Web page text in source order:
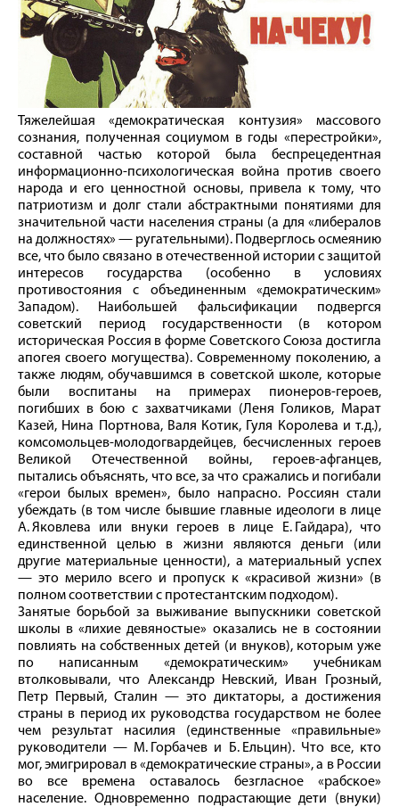
Тяжелейшая «демократическая контузия» массового
сознания, полученная социумом в годы «перестройки»,
составной частью которой была беспрецедентная
информационно-­психологическая вой­на против своего
народа и его ценностной основы, привела к тому, что
патриотизм и долг стали абстрактными понятиями для
значительной части населения страны (а для «либералов
на должностях» — ругательными). Подверглось осмеянию
все, что было связано в отечественной истории с защитой
интересов государства (особенно в условиях
противостояния с объединенным «демократическим»
Западом). Наибольшей фальсификации подвергся
советский период государственности (в котором
историческая Россия в форме Советского Союза достигла
апогея своего могущества). Современному поколению, а
также людям, обучавшимся в советской школе, которые
были воспитаны на примерах пионеров-­героев,
погибших в бою с захватчиками (Леня Голиков, Марат
Казей, Нина Портнова, Валя Котик, Гуля Королева и т. д.),
комсомольцев-­молодогвардейцев, бесчисленных героев
Великой Отечественной вой­ны, героев-­афганцев,
пытались объяснять, что все, за что сражались и погибали
«герои былых времен», было напрасно. Россиян стали
убеждать (в том числе бывшие главные идеологи в лице
А. Яковлева или внуки героев в лице Е. Гайдара), что
единственной целью в жизни являются деньги (или
другие материальные ценности), а материальный успех
— это мерило всего и пропуск к «красивой жизни» (в
полном соответствии с протестантским подходом).
Занятые борьбой за выживание выпускники советской
школы в «лихие девяностые» оказались не в состоянии
повлиять на собственных детей (и внуков), которым уже
по написанным «демократическим» учебникам
втолковывали, что Александр Невский, Иван Грозный,
Петр Первый, Сталин — это диктаторы, а достижения
страны в период их руководства государством не более
чем результат насилия (единственные «правильные»
руководители — М. Горбачев и Б. Ельцин). Что все, кто
мог, эмигрировал в «демократические страны», а в России
во все времена оставалось безгласное «рабское»
население. Одновременно подрастающие дети (внуки)